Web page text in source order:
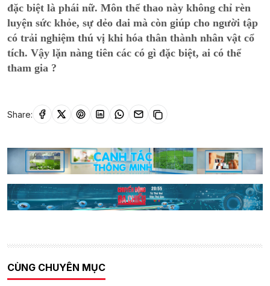
đặc biệt là phái nữ. Môn thể thao này không chỉ rèn
luyện sức khỏe, sự dẻo dai mà còn giúp cho người tập
có trải nghiệm thú vị khi hóa thân thành nhân vật cổ
tích. Vậy lặn nàng tiên các có gì đặc biệt, ai có thể
tham gia ?
Share:
CÙNG CHUYÊN MỤC